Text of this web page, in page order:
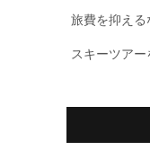
旅費を抑える
スキーツア